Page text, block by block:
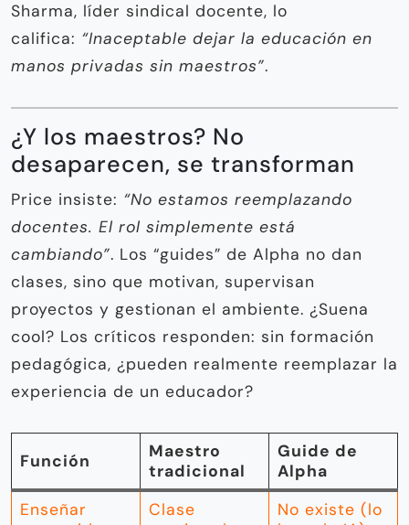
Sharma, líder sindical docente, lo
califica: “Inaceptable dejar la educación en
manos privadas sin maestros”.
¿Y los maestros? No
desaparecen, se transforman
Price insiste: “No estamos reemplazando
docentes. El rol simplemente está
cambiando”. Los “guides” de Alpha no dan
clases, sino que motivan, supervisan
proyectos y gestionan el ambiente. ¿Suena
cool? Los críticos responden: sin formación
pedagógica, ¿pueden realmente reemplazar la
experiencia de un educador?
Función
Maestro
tradicional
Guide de
Alpha
Enseñar
Clase
No existe (lo